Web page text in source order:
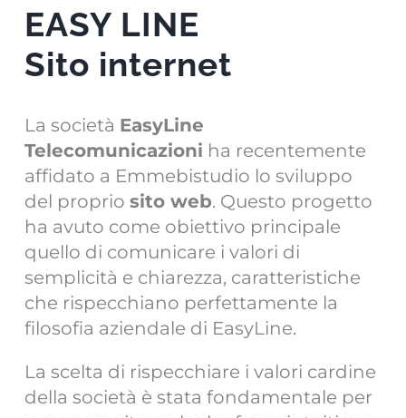
EASY LINE
Sito internet
La società EasyLine
Telecomunicazioni ha recentemente
affidato a Emmebistudio lo sviluppo
del proprio sito web. Questo progetto
ha avuto come obiettivo principale
quello di comunicare i valori di
semplicità e chiarezza, caratteristiche
che rispecchiano perfettamente la
filosofia aziendale di EasyLine.
La scelta di rispecchiare i valori cardine
della società è stata fondamentale per